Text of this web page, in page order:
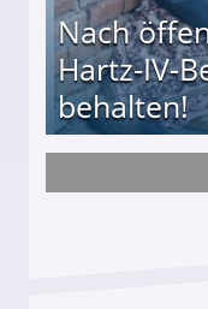
Nach
Hartz-IV-
behalten!
darf Geld behalten!